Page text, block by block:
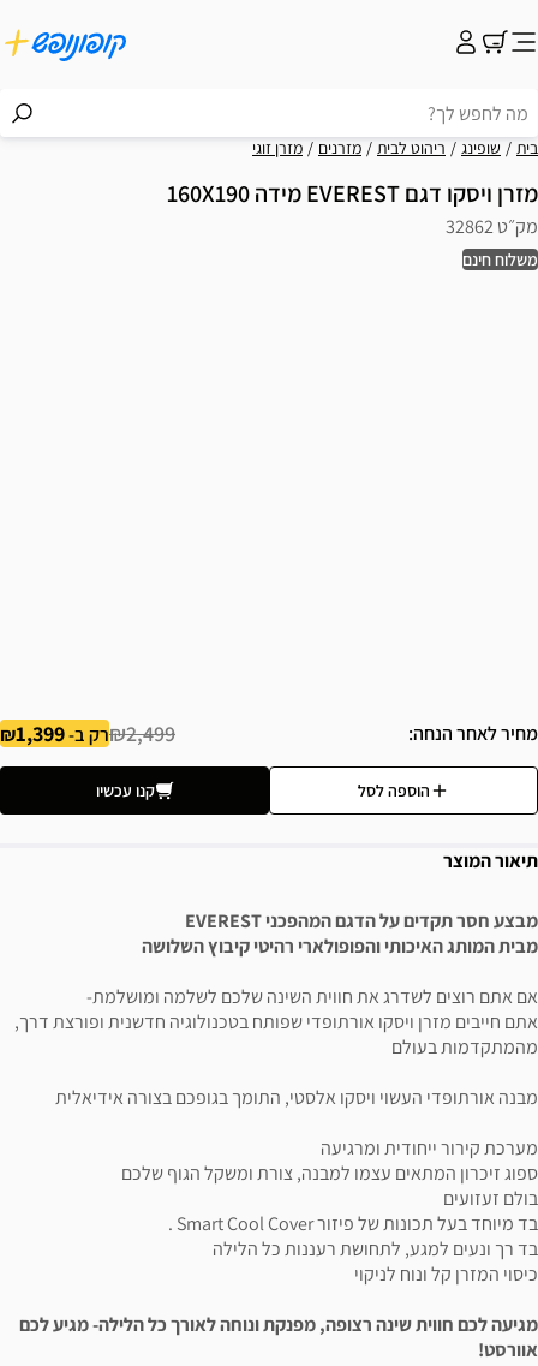
בית שופינג ריהוט לבית מזרנים מזרן זוגי
מזרן ויסקו דגם EVEREST מידה 160X190
מק״ט 32862
משלוח חינם
מחיר לאחר הנחה ₪2,499רק ב-1,399
הוספה לסל קנו עכשיו
תיאור המוצר
מבצע חסר תקדים על הדגם המהפכני EVEREST
מבית המותג האיכותי והפופולארי רהיטי קיבוץ השלושה
אם אתם רוצים לשדרג את חווית השינה שלכם לשלמה ומושלמת-
אתם חייבים מזרן ויסקו אורתופדי שפותח בטכנולוגיה חדשנית ופורצת דרך,
מהמתקדמות בעולם
מבנה אורתופדי העשוי ויסקו אלסטי, התומך בגופכם בצורה אידיאלית
מערכת קירור ייחודית ומרגיעה
ספוג זיכרון המתאים עצמו למבנה, צורת ומשקל הגוף שלכם
בולם זעזועים
בד מיוחד בעל תכונות של פיזור Smart Cool Cover .
בד רך ונעים למגע, לתחושת רעננות כל הלילה
כיסוי המזרן קל ונוח לניקוי
מגיעה לכם חווית שינה רצופה, מפנקת ונוחה לאורך כל הלילה- מגיע לכם
אוורסט!